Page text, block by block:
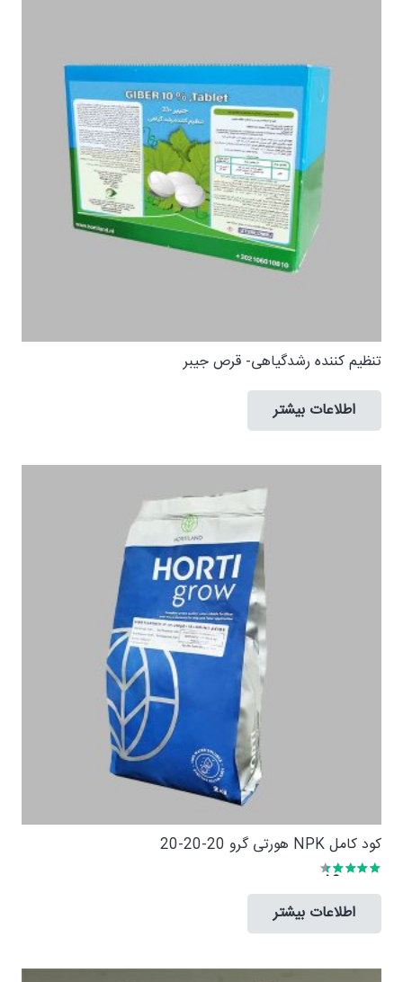
تنظیم کننده رشدگیاهی- قرص جيبر
اطلاعات بیشتر
کود کامل NPK هورتی گرو 20-20-20
4.00
اطلاعات بیشتر